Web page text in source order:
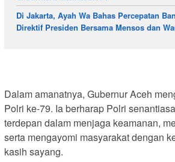
Di Jakarta, Ayah Wa Bahas Percepatan
Direktif Presiden Bersama Mensos dan
Dalam amanatnya, Gubernur Aceh
Polri ke-79. Ia berharap Polri
terdepan dalam menjaga keamanan,
serta mengayomi masyarakat dengan
kasih sayang.